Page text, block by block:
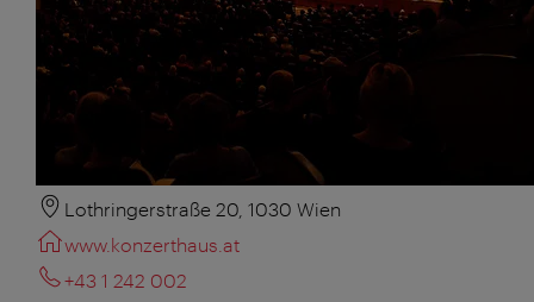
Lothringerstraße 20, 1030 Wien
www.konzerthaus.at
+43 1 242 002